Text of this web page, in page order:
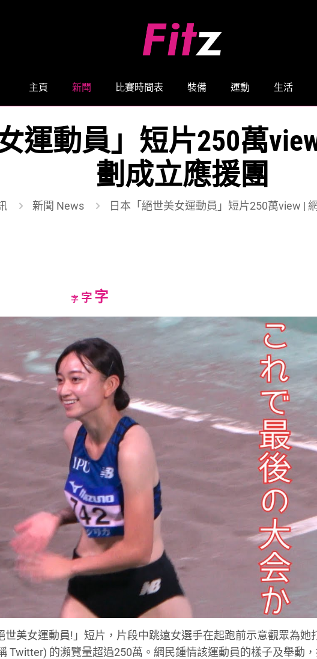
主頁 新聞 比賽時間表 裝備 運動 生活
運動員」短片250萬
劃成立應援團
新聞 News 日本「絕世美女運動員」短片250萬view |
字Decrease
字Reset
字Increase
font
美女運動員!」短片，片段中跳遠女選手在起跑前示意觀眾為她
Twitter) 的瀕覽量超過250萬。網民鍾情該運動員的樣子及舉動